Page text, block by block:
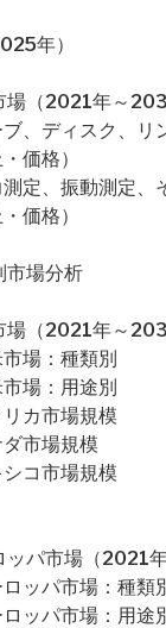
年）
（2021年～
、ディスク、
価格）
定、振動測定、
価格）
市場分析
（2021年～
場：種類別
場：用途別
カ市場規模
市場規模
コ市場規模
パ市場（2021
ッパ市場：種類
ッパ市場：用途